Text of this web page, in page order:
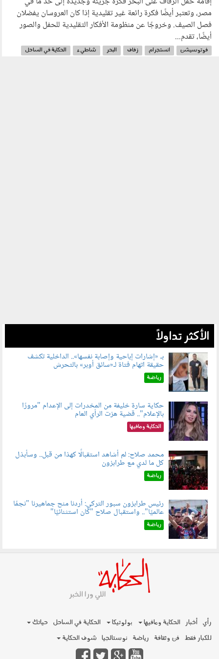
مصر، وتعتبر أيضًا فكرة رائعة غير تقليدية إذا كان العروسان يفضلان
فصل الصيف. وخروجًا عن منظومة الأفكار التقليدية للحفل والصور
أيضًا، تقدم...
فوتوسيشن انستجرام زفاف البحر شاطيء
الحكاية في الساحل
الأكثر تداولاً
060804.jpg
بـ «إشارات إباحية وإصابة نفسها».. الداخلية تكشف
حقيقة اتهام فتاة لـ«سائق أوبر» بالتحرش
رياضة
060801.jpeg
حكاية سارة خليفة من المخدرات إلى الإعدام "مرورًا
بالإعلام".. قضية هزت الرأي العام
الحكاية ومافيها
060802.jpg
محمد صلاح: لم أشاهد استقبالًا كهذا من قبل.. وسأبذل
كل ما لدي مع طرابزون
رياضة
060803.jpg
رئيس طرابزون سبور التركي: أردنا منح جماهيرنا "نجمًا
عالميًا".. واستقبال صلاح "كان استثنائيًا"
رياضة
رأي أخبار الحكاية ومافيها بولوتيكا الحكاية في الساحل
حياتك
للكبار فقط فن وثقافة رياضة نوستالجيا شوف الحكاية